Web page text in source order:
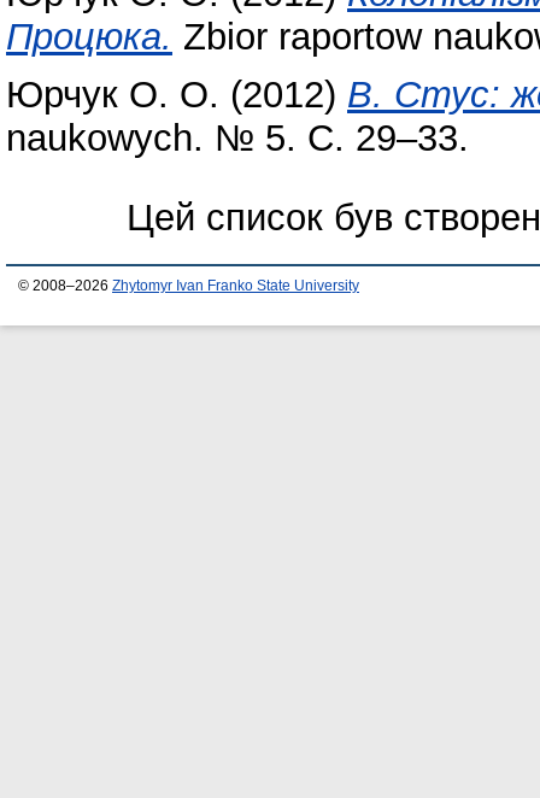
Процюка. Zbior raportow
Юрчук О. О. (2012) В. Стус:
naukowych. № 5. С. 29–33.
Цей список був
© 2008–2026 Zhytomyr Ivan Franko State University